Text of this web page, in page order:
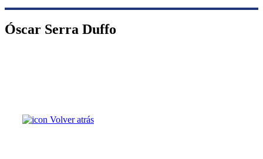
Óscar Serra Duffo
Volver atrás